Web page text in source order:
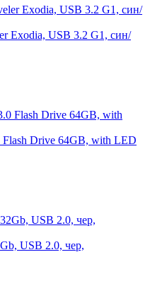
Exodia, USB 3.2 G1, син/
Drive 64GB, with LED
USB 2.0, чер,